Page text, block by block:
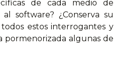
de cada medio de
software? ¿Conserva su
estos interrogantes y
pormenorizada algunas de